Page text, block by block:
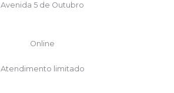
Avenida 5 de Outubro
Online
Atendimento limitado